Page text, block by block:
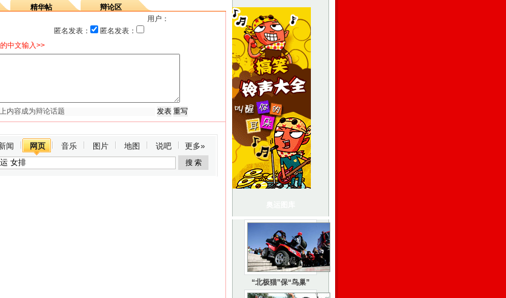
精华帖
辩论区
用户：
匿名发表：
匿名发表：
中文输入>>
闻 网页 音乐 图片 地图 说吧 更多»
“北极猫”保“鸟巢”